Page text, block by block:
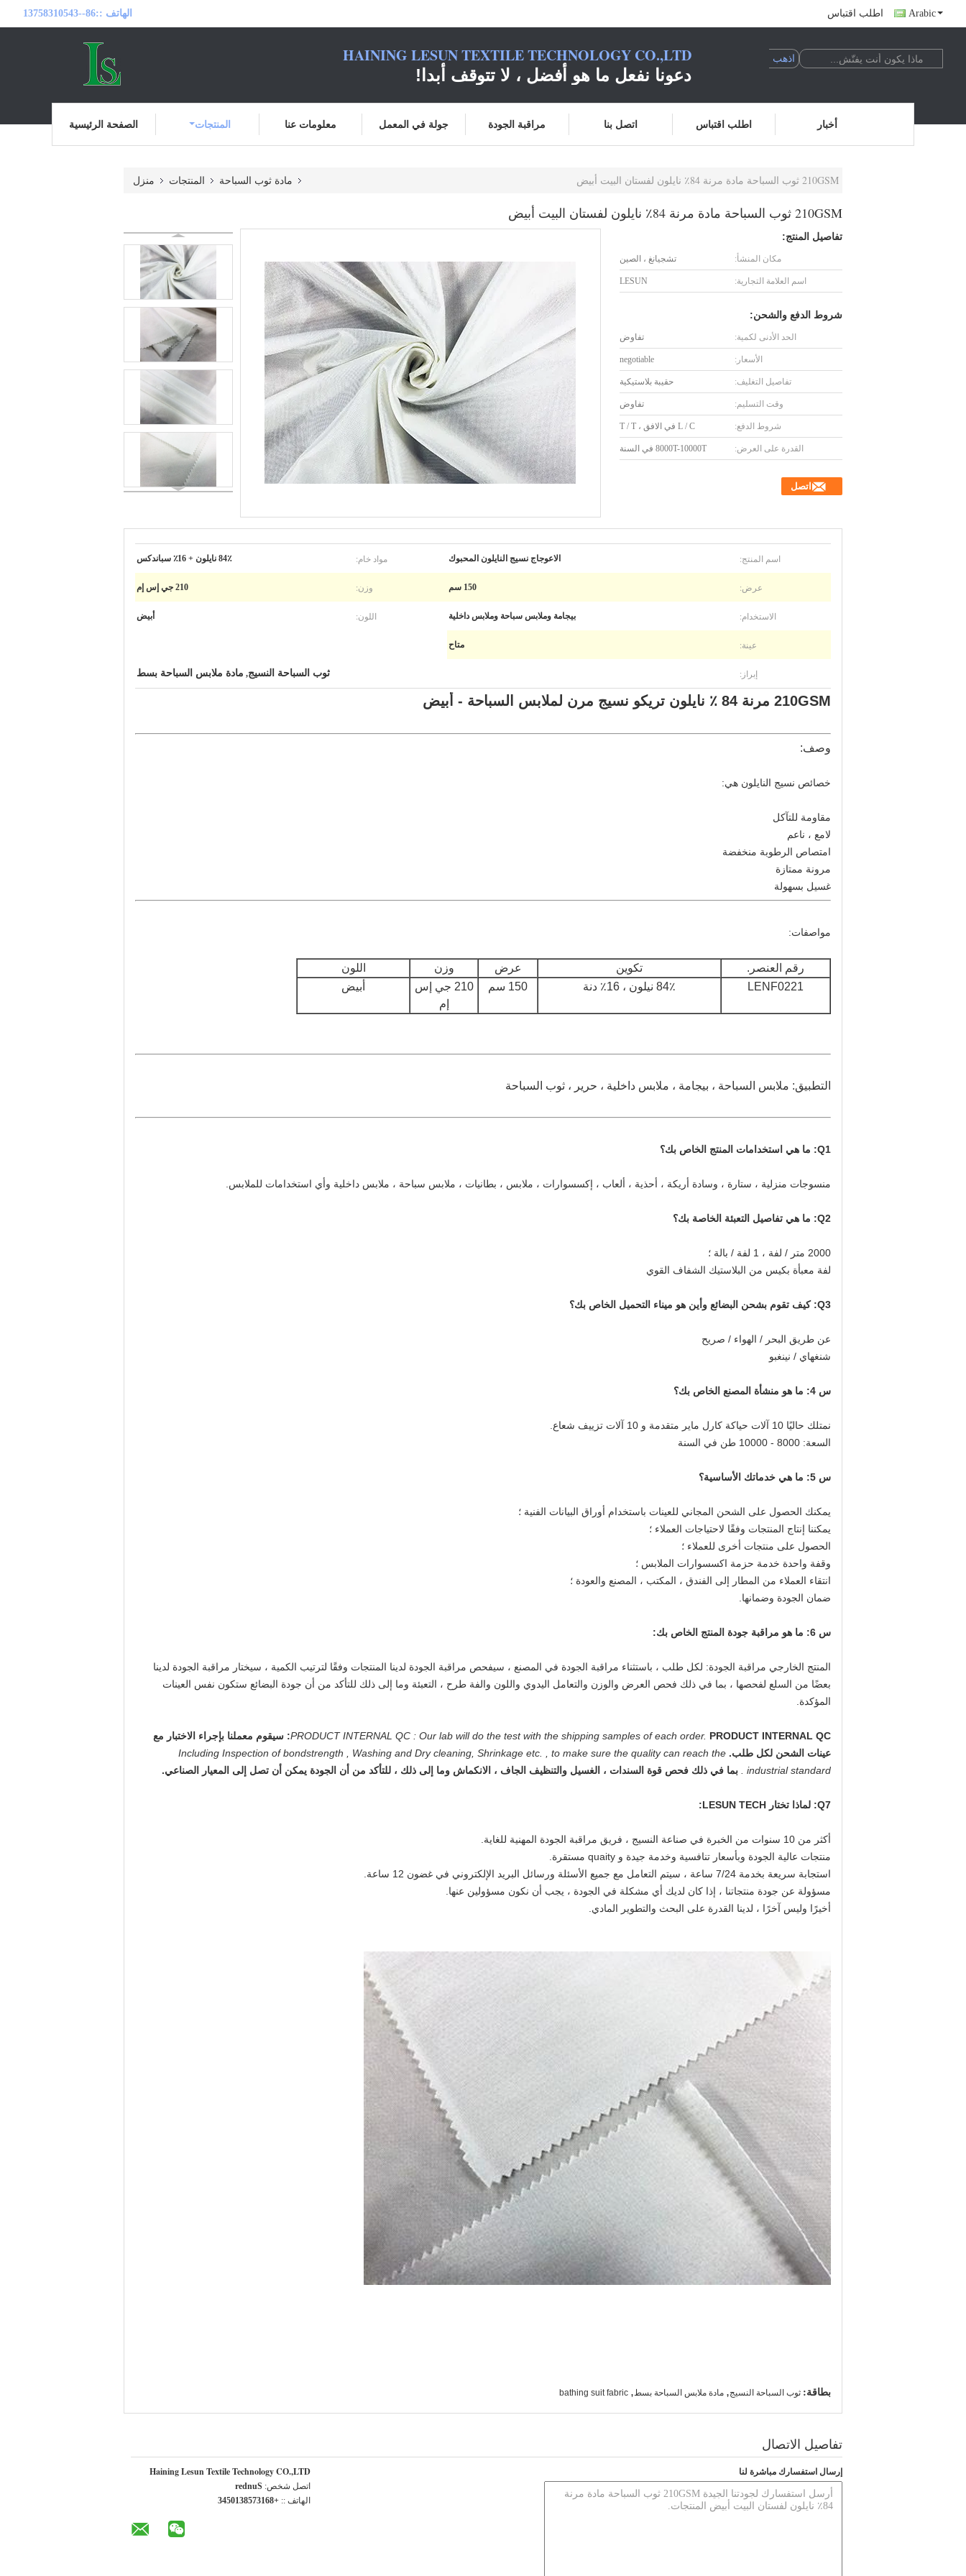
الهاتف ::86--13758310543 اطلب اقتباس Arabic
HAINING LESUN TEXTILE TECHNOLOGY CO.,LTD
دعونا نفعل ما هو أفضل ، لا تتوقف أبدا!
الصفحة الرئيسية المنتجات معلومات عنا جولة في المعمل مراقبة الجودة اتصل بنا اطلب اقتباس أخبار
منزل المنتجات مادة ثوب السباحة 210GSM ثوب السباحة مادة مرنة 84٪ نايلون لفستان البيت أبيض
210GSM ثوب السباحة مادة مرنة 84٪ نايلون لفستان البيت أبيض
تفاصيل المنتج:
مكان المنشأ: تشجيانغ ، الصين
اسم العلامة التجارية: LESUN
شروط الدفع والشحن:
الحد الأدنى لكمية: تفاوض
الأسعار: negotiable
تفاصيل التغليف: حقيبة بلاستيكية
وقت التسليم: تفاوض
شروط الدفع: L / C في الافق ، T / T
القدرة على العرض: 8000T-10000T في السنة
اتصل
اسم المنتج: الاعوجاج نسيج النايلون المحبوك مواد خام: 84٪ نايلون + 16٪ سباندكس
عرض: 150 سم وزن: 210 جي إس إم
الاستخدام: بيجامة وملابس سباحة وملابس داخلية اللون: أبيض
عينة: متاح
إبراز: ثوب السباحة النسيج, مادة ملابس السباحة بسط
210GSM مرنة 84 ٪ نايلون تريكو نسيج مرن لملابس السباحة - أبيض
وصف:
خصائص نسيج النايلون هي:
مقاومة للتآكل
لامع ، ناعم
امتصاص الرطوبة منخفضة
مرونة ممتازة
غسيل بسهولة
مواصفات:
رقم العنصر. تكوين عرض وزن
اللون
LENF0221
84٪ نيلون ، 16٪ دنة 150 سم
210 جي إس
إم
أبيض
التطبيق: ملابس السباحة ، بيجامة ، ملابس داخلية ، حرير ، ثوب السباحة
Q1: ما هي استخدامات المنتج الخاص بك؟
منسوجات منزلية ، ستارة ، وسادة أريكة ، أحذية ، ألعاب ، إكسسوارات ، ملابس ، بطانيات ، ملابس سباحة ، ملابس داخلية وأي استخدامات للملابس.
Q2: ما هي تفاصيل التعبئة الخاصة بك؟
2000 متر / لفة ، 1 لفة / بالة ؛
لفة معبأة بكيس من البلاستيك الشفاف القوي
Q3: كيف تقوم بشحن البضائع وأين هو ميناء التحميل الخاص بك؟
عن طريق البحر / الهواء / صريح
شنغهاي / نينغبو
س 4: ما هو منشأة المصنع الخاص بك؟
نمتلك حاليًا 10 آلات حياكة كارل ماير متقدمة و 10 آلات تزييف شعاع.
السعة: 8000 - 10000 طن في السنة
س 5: ما هي خدماتك الأساسية؟
يمكنك الحصول على الشحن المجاني للعينات باستخدام أوراق البيانات الفنية ؛
يمكننا إنتاج المنتجات وفقًا لاحتياجات العملاء ؛
الحصول على منتجات أخرى للعملاء ؛
وقفة واحدة خدمة حزمة اكسسوارات الملابس ؛
انتقاء العملاء من المطار إلى الفندق ، المكتب ، المصنع والعودة ؛
ضمان الجودة وضمانها.
س 6: ما هو مراقبة جودة المنتج الخاص بك:
المنتج الخارجي مراقبة الجودة: لكل طلب ، باستثناء مراقبة الجودة في المصنع ، سيفحص مراقبة الجودة لدينا المنتجات وفقًا لترتيب الكمية ، سيختار مراقبة الجودة لدينا
بعضًا من السلع لفحصها ، بما في ذلك فحص العرض والوزن والتعامل اليدوي واللون والفة طرح ، التعبئة وما إلى ذلك للتأكد من أن جودة البضائع ستكون نفس العينات
المؤكدة.
PRODUCT INTERNAL QC : Our lab will do the test with the shipping samples of each order.PRODUCT INTERNAL QC: سيقوم معملنا بإجراء الاختبار مع
عينات الشحن لكل طلب. Including Inspection of bondstrength , Washing and Dry cleaning, Shrinkage etc. , to make sure the quality can reach the
industrial standard .
بما في ذلك فحص قوة السندات ، الغسيل والتنظيف الجاف ، الانكماش وما إلى ذلك ، للتأكد من أن الجودة يمكن أن تصل إلى المعيار الصناعي.
Q7: لماذا تختار LESUN TECH:
أكثر من 10 سنوات من الخبرة في صناعة النسيج ، فريق مراقبة الجودة المهنية للغاية.
منتجات عالية الجودة وبأسعار تنافسية وخدمة جيدة و quaity مستقرة.
استجابة سريعة بخدمة 7/24 ساعة ، سيتم التعامل مع جميع الأسئلة ورسائل البريد الإلكتروني في غضون 12 ساعة.
مسؤولة عن جودة منتجاتنا ، إذا كان لديك أي مشكلة في الجودة ، يجب أن نكون مسؤولين عنها.
أخيرًا وليس آخرًا ، لدينا القدرة على البحث والتطوير المادي.
بطاقة: ثوب السباحة النسيج, مادة ملابس السباحة بسط,
bathing suit fabric
تفاصيل الاتصال
Haining Lesun Textile Technology CO.,LTD
اتصل شخص: Sunder
الهاتف :: +8613758310543
إرسال استفسارك مباشرة لنا